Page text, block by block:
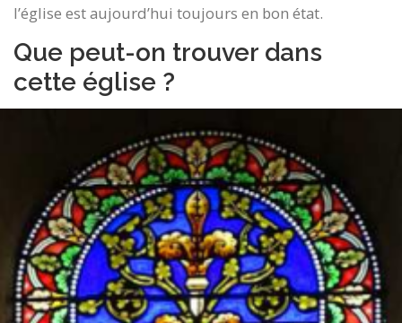
l’église est aujourd’hui toujours en bon état.
Que peut-on trouver dans
cette église ?